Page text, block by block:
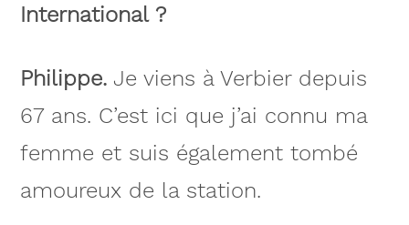
International ?
Philippe.Je viens à Verbier depuis
67 ans. C’est ici que j’ai connu ma
femme et suis également tombé
amoureux de la station.